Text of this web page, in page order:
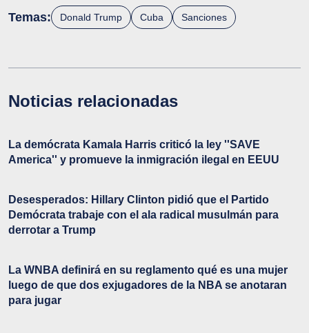
Temas: Donald Trump Cuba Sanciones
Noticias relacionadas
La demócrata Kamala Harris criticó la ley ''SAVE
America'' y promueve la inmigración ilegal en EEUU
Desesperados: Hillary Clinton pidió que el Partido
Demócrata trabaje con el ala radical musulmán para
derrotar a Trump
La WNBA definirá en su reglamento qué es una mujer
luego de que dos exjugadores de la NBA se anotaran
para jugar